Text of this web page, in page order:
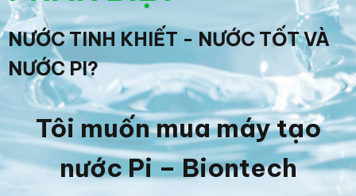
NƯỚC TINH KHIẾT - NƯỚC TỐT VÀ
NƯỚC PI?
Tôi muốn mua máy tạo
nước Pi – Biontech